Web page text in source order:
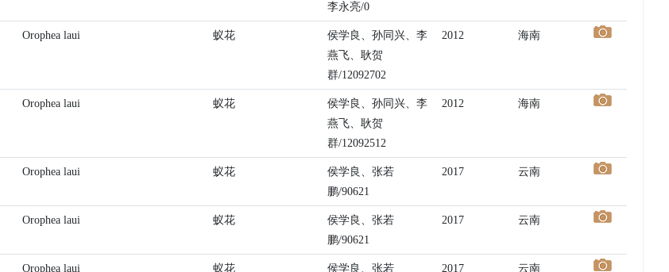
李永亮/0
Orophea laui 蚁花
侯学良、孙同兴、李
燕飞、耿贺
群/12092702
2012 海南
Orophea laui 蚁花
侯学良、孙同兴、李
燕飞、耿贺
群/12092512
2012 海南
Orophea laui 蚁花
侯学良、张若
鹏/90621
2017 云南
Orophea laui 蚁花
侯学良、张若
鹏/90621
2017 云南
Orophea laui 蚁花
侯学良、张若
2017 云南